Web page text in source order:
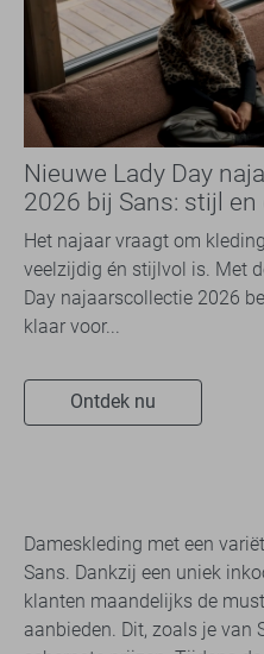
Nieuwe Lady Day
2026 bij Sans: stijl
travelkwaliteit
Het najaar vraagt om
veelzijdig én stijlvol is. Met
Day najaarscollectie 2026
klaar voor...
Ontdek nu
Dameskleding met een
Sans. Dankzij een uniek
klanten maandelijks de
aanbieden. Dit, zoals je van